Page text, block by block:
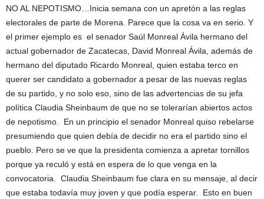
NO AL NEPOTISMO…Inicia semana con un apretón a las reglas
electorales de parte de Morena. Parece que la cosa va en serio. Y
el primer ejemplo es el senador Saúl Monreal Ávila hermano del
actual gobernador de Zacatecas, David Monreal Ávila, además de
hermano del diputado Ricardo Monreal, quien estaba terco en
querer ser candidato a gobernador a pesar de las nuevas reglas
de su partido, y no solo eso, sino de las advertencias de su jefa
política Claudia Sheinbaum de que no se tolerarían abiertos actos
de nepotismo. En un principio el senador Monreal quiso rebelarse
presumiendo que quien debía de decidir no era el partido sino el
pueblo. Pero se ve que la presidenta comienza a apretar tornillos
porque ya reculó y está en espera de lo que venga en la
convocatoria. Claudia Sheinbaum fue clara en su mensaje, al decir
que estaba todavía muy joven y que podía esperar. Esto en buen